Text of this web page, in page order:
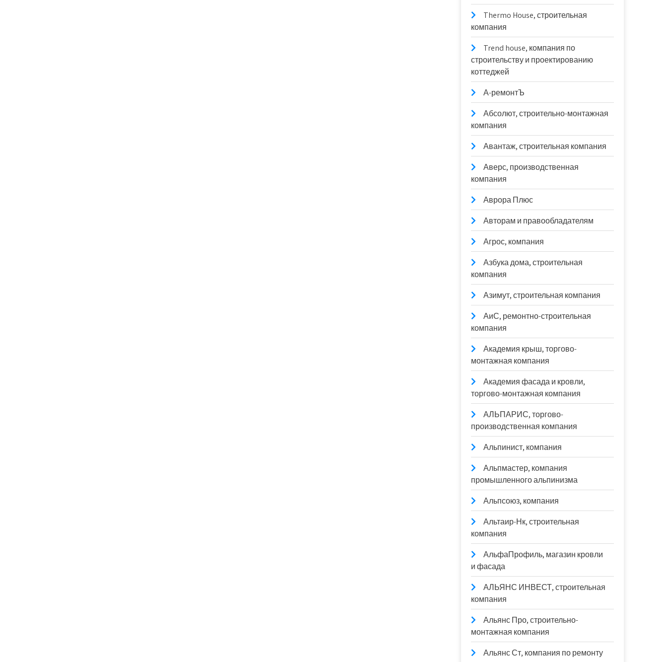
Thermo House, строительная
компания
Trend house, компания по
строительству и проектированию
коттеджей
А-ремонтЪ
Абсолют, строительно-монтажная
компания
Авантаж, строительная компания
Аверс, производственная
компания
Аврора Плюс
Авторам и правообладателям
Агрос, компания
Азбука дома, строительная
компания
Азимут, строительная компания
АиС, ремонтно-строительная
компания
Академия крыш, торгово-
монтажная компания
Академия фасада и кровли,
торгово-монтажная компания
АЛЬПАРИС, торгово-
производственная компания
Альпинист, компания
Альпмастер, компания
промышленного альпинизма
Альпсоюз, компания
Альтаир-Нк, строительная
компания
АльфаПрофиль, магазин кровли
и фасада
АЛЬЯНС ИНВЕСТ, строительная
компания
Альянс Про, строительно-
монтажная компания
Альянс Ст, компания по ремонту